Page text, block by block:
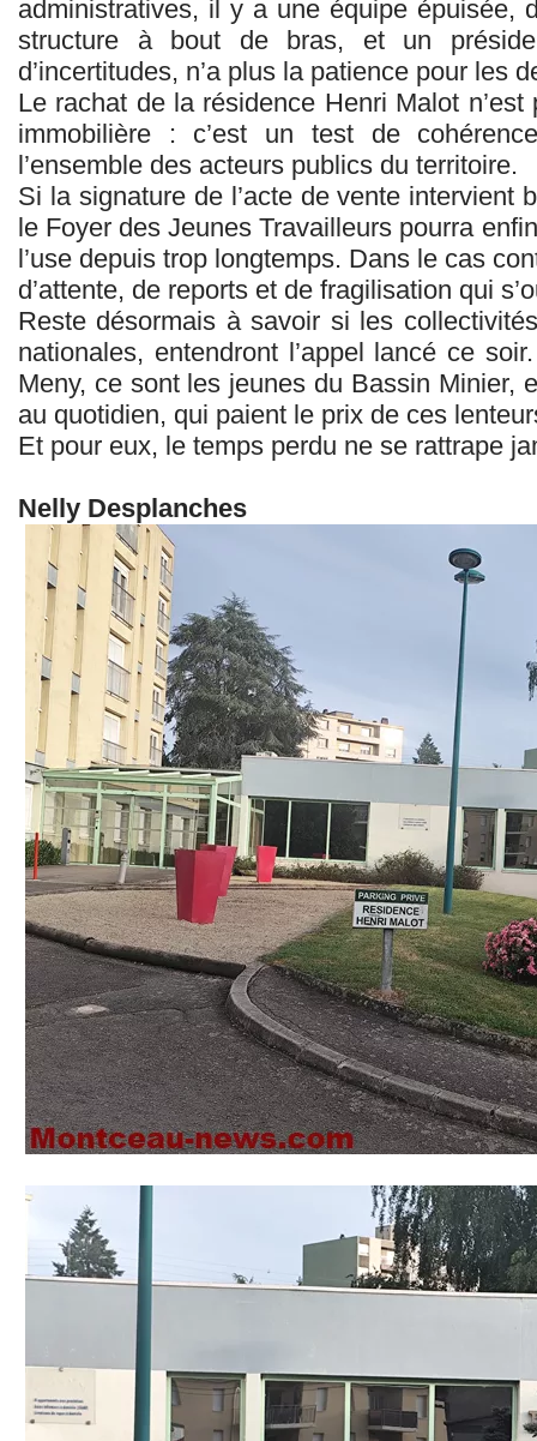
administratives, il y a une équipe épuisée,
structure à bout de bras, et un
d’incertitudes, n’a plus la patience pour les
Le rachat de la résidence Henri Malot
immobilière : c’est un test de
l’ensemble des acteurs publics du territoire.
Si la signature de l’acte de vente intervient
le Foyer des Jeunes Travailleurs pourra
l’use depuis trop longtemps. Dans le cas
d’attente, de reports et de fragilisation qui
Reste désormais à savoir si les
nationales, entendront l’appel lancé ce
Meny, ce sont les jeunes du Bassin Minier,
au quotidien, qui paient le prix de ces
Et pour eux, le temps perdu ne se rattrape
Nelly Desplanches